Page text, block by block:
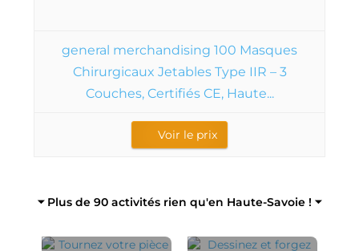
general merchandising 100 Masques
Chirurgicaux Jetables Type IIR – 3
Couches, Certifiés CE, Haute...
Voir le prix
⏷ Plus de 90 activités rien qu'en Haute-Savoie ! ⏷